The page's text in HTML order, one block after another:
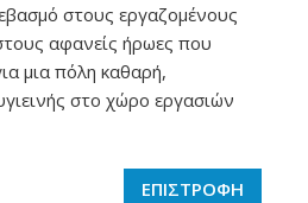
στους εργαζομένους
αφανείς ήρωες που
μια πόλη καθαρή,
στο χώρο εργασιών
ΕΠΙΣΤΡΟΦΗ